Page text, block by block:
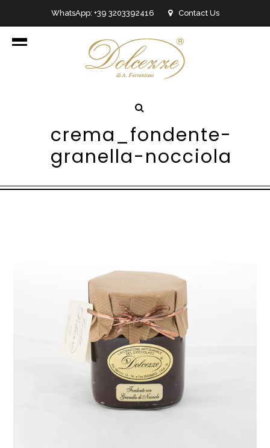
WhatsApp: +39 3203392416 Contact Us
info@dolcezzedicioccolato.it
crema_fondente-
granella-nocciola